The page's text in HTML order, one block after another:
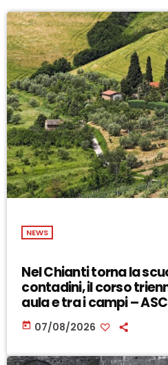
NEWS
Nel Chianti torna la
contadini, il corso
aula e tra i campi –
today 07/08/2026